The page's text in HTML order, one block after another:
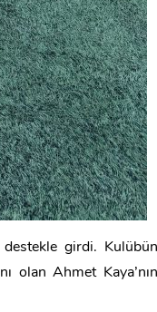
destekle girdi. Kulübün
olan Ahmet Kaya’nın